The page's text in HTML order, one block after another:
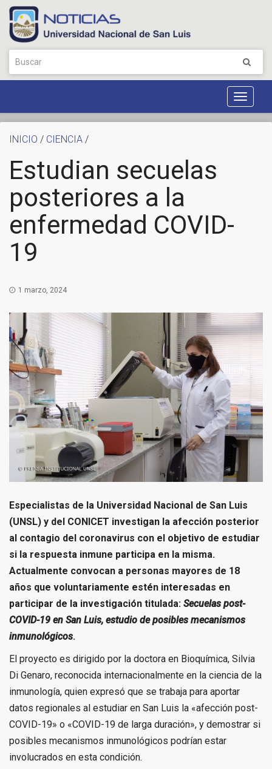
Toggle
INICIO / CIENCIA /
Estudian secuelas
posteriores a la
enfermedad COVID-
19
1 marzo, 2024
Especialistas de la Universidad Nacional de San Luis
(UNSL) y del CONICET investigan la afección posterior
al contagio del coronavirus con el objetivo de estudiar
si la respuesta inmune participa en la misma.
Actualmente convocan a personas mayores de 18
años que voluntariamente estén interesadas en
participar de la investigación titulada: Secuelas post-
COVID-19 en San Luis, estudio de posibles mecanismos
inmunológicos.
El proyecto es dirigido por la doctora en Bioquímica, Silvia
Di Genaro, reconocida internacionalmente en la ciencia de la
inmunología, quien expresó que se trabaja para aportar
datos regionales al estudiar en San Luis la «afección post-
COVID-19» o «COVID-19 de larga duración», y demostrar si
posibles mecanismos inmunológicos podrían estar
involucrados en esta condición.